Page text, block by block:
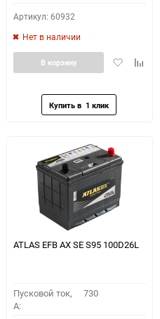
Артикул: 60932
Нет в наличии
Добавить
В корзину
ATLAS EFB AX SE S95 100D26L
Пусковой ток,
A:
730